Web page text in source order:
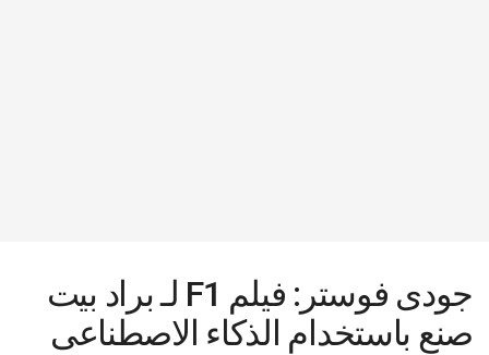
جودى فوستر: فيلم F1 لـ براد بيت
صنع باستخدام الذكاء الاصطناعى